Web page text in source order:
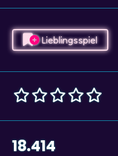
Lieblingsspiel
18.414